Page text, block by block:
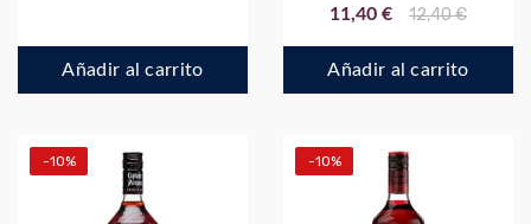
Añadir al carrito
11,40 € 12,40 €
Añadir al carrito
-10% -10%